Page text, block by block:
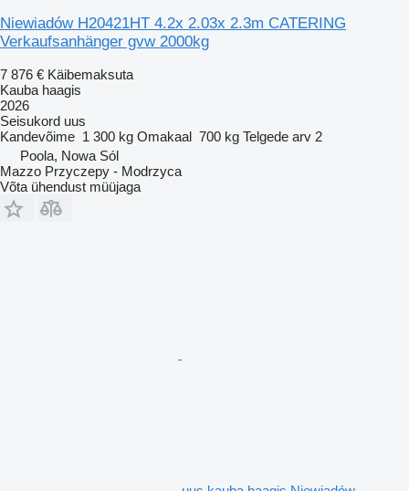
Niewiadów H20421HT 4.2x 2.03x 2.3m CATERING
Verkaufsanhänger gvw 2000kg
7 876 € Käibemaksuta
Kauba haagis
2026
Seisukord uus
Kandevõime 1 300 kg Omakaal 700 kg Telgede arv 2
Poola, Nowa Sól
Mazzo Przyczepy - Modrzyca
Võta ühendust müüjaga